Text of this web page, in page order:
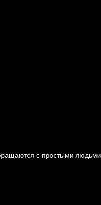
с простыми людьми.